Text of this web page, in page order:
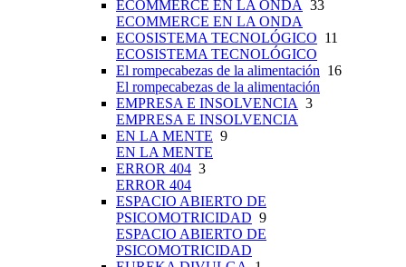
ECOMMERCE EN LA ONDA 33
ECOMMERCE EN LA ONDA
ECOSISTEMA TECNOLÓGICO 11
ECOSISTEMA TECNOLÓGICO
El rompecabezas de la alimentación 16
El rompecabezas de la alimentación
EMPRESA E INSOLVENCIA 3
EMPRESA E INSOLVENCIA
EN LA MENTE 9
EN LA MENTE
ERROR 404 3
ERROR 404
ESPACIO ABIERTO DE
PSICOMOTRICIDAD 9
ESPACIO ABIERTO DE
PSICOMOTRICIDAD